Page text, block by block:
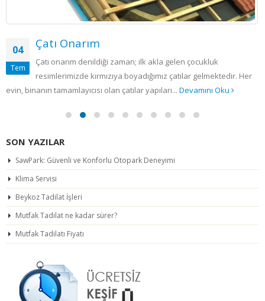
04
Tem
Çatı Onarım
Çatı onarım denildiği zaman; ilk akla gelen çocukluk
resimlerimizde kırmızıya boyadığımız çatılar gelmektedir. Her
evin, binanın tamamlayıcısı olan çatılar yapıları... Devamını Oku
SON YAZILAR
SawPark: Güvenli ve Konforlu Otopark Deneyimi
Klima Servisi
Beykoz Tadilat İşleri
Mutfak Tadilat ne kadar sürer?
Mutfak Tadilatı Fiyatı